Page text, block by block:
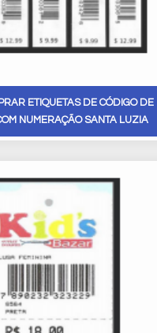
ETIQUETAS DE CÓDIGO DE
NUMERAÇÃO SANTA LUZIA